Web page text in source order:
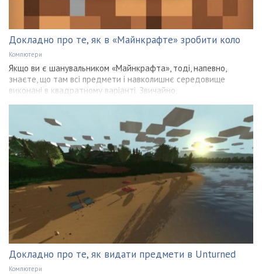
Докладно про те, як в «Майнкрафте» зробити коло
Компютери
Якщо ви є шанувальником «Майнкрафта», тоді, напевно,
знаєте, що там всі предмети і навколишнє середовище
виконані в квадратному варіанті. Звичайно,
Докладно про те, як видати предмети в Unturned
Компютери